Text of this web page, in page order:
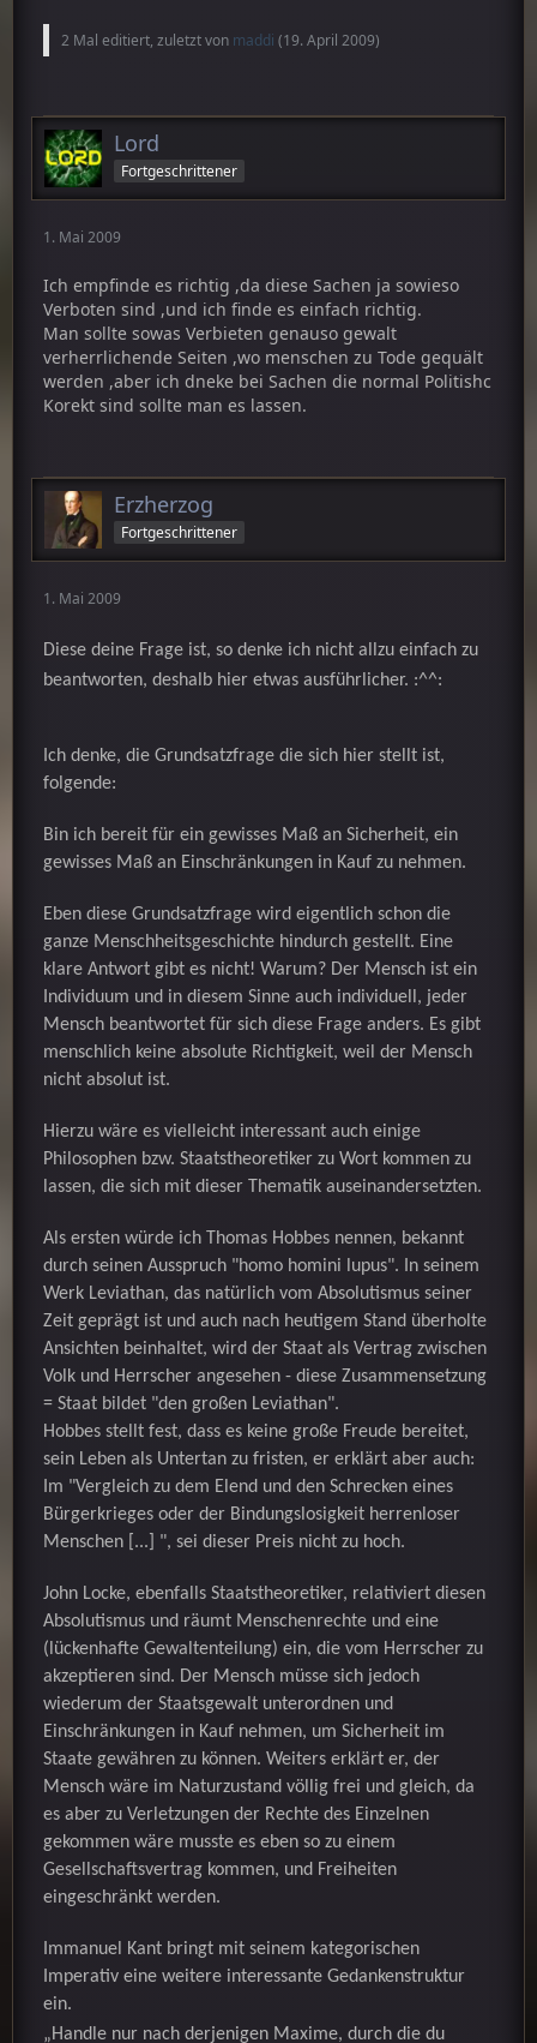
2 Mal editiert, zuletzt von maddi (19. April 2009)
Lord
Fortgeschrittener
1. Mai 2009
Ich empfinde es richtig ,da diese Sachen ja sowieso
Verboten sind ,und ich finde es einfach richtig.
Man sollte sowas Verbieten genauso gewalt
verherrlichende Seiten ,wo menschen zu Tode gequält
werden ,aber ich dneke bei Sachen die normal Politishc
Korekt sind sollte man es lassen.
Erzherzog
Fortgeschrittener
1. Mai 2009
Diese deine Frage ist, so denke ich nicht allzu einfach zu
beantworten, deshalb hier etwas ausführlicher. :^^:
Ich denke, die Grundsatzfrage die sich hier stellt ist,
folgende:
Bin ich bereit für ein gewisses Maß an Sicherheit, ein
gewisses Maß an Einschränkungen in Kauf zu nehmen.
Eben diese Grundsatzfrage wird eigentlich schon die
ganze Menschheitsgeschichte hindurch gestellt. Eine
klare Antwort gibt es nicht! Warum? Der Mensch ist ein
Individuum und in diesem Sinne auch individuell, jeder
Mensch beantwortet für sich diese Frage anders. Es gibt
menschlich keine absolute Richtigkeit, weil der Mensch
nicht absolut ist.
Hierzu wäre es vielleicht interessant auch einige
Philosophen bzw. Staatstheoretiker zu Wort kommen zu
lassen, die sich mit dieser Thematik auseinandersetzten.
Als ersten würde ich Thomas Hobbes nennen, bekannt
durch seinen Ausspruch "homo homini lupus". In seinem
Werk Leviathan, das natürlich vom Absolutismus seiner
Zeit geprägt ist und auch nach heutigem Stand überholte
Ansichten beinhaltet, wird der Staat als Vertrag zwischen
Volk und Herrscher angesehen - diese Zusammensetzung
= Staat bildet "den großen Leviathan".
Hobbes stellt fest, dass es keine große Freude bereitet,
sein Leben als Untertan zu fristen, er erklärt aber auch:
Im "Vergleich zu dem Elend und den Schrecken eines
Bürgerkrieges oder der Bindungslosigkeit herrenloser
Menschen [...] ", sei dieser Preis nicht zu hoch.
John Locke, ebenfalls Staatstheoretiker, relativiert diesen
Absolutismus und räumt Menschenrechte und eine
(lückenhafte Gewaltenteilung) ein, die vom Herrscher zu
akzeptieren sind. Der Mensch müsse sich jedoch
wiederum der Staatsgewalt unterordnen und
Einschränkungen in Kauf nehmen, um Sicherheit im
Staate gewähren zu können. Weiters erklärt er, der
Mensch wäre im Naturzustand völlig frei und gleich, da
es aber zu Verletzungen der Rechte des Einzelnen
gekommen wäre musste es eben so zu einem
Gesellschaftsvertrag kommen, und Freiheiten
eingeschränkt werden.
Immanuel Kant bringt mit seinem kategorischen
Imperativ eine weitere interessante Gedankenstruktur
ein.
„Handle nur nach derjenigen Maxime, durch die du